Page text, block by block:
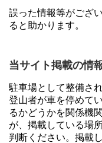
誤った情報等がござ
ると助かります。
当サイト掲載の情
駐車場として整備さ
登山者が車を停めて
るかどうかを関係機
が、掲載している場
判断ください。掲載